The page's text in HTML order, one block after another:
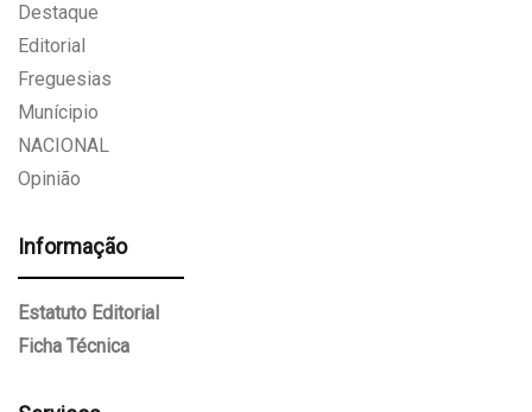
Destaque
Editorial
Freguesias
Munícipio
NACIONAL
Opinião
Informação
Estatuto Editorial
Ficha Técnica